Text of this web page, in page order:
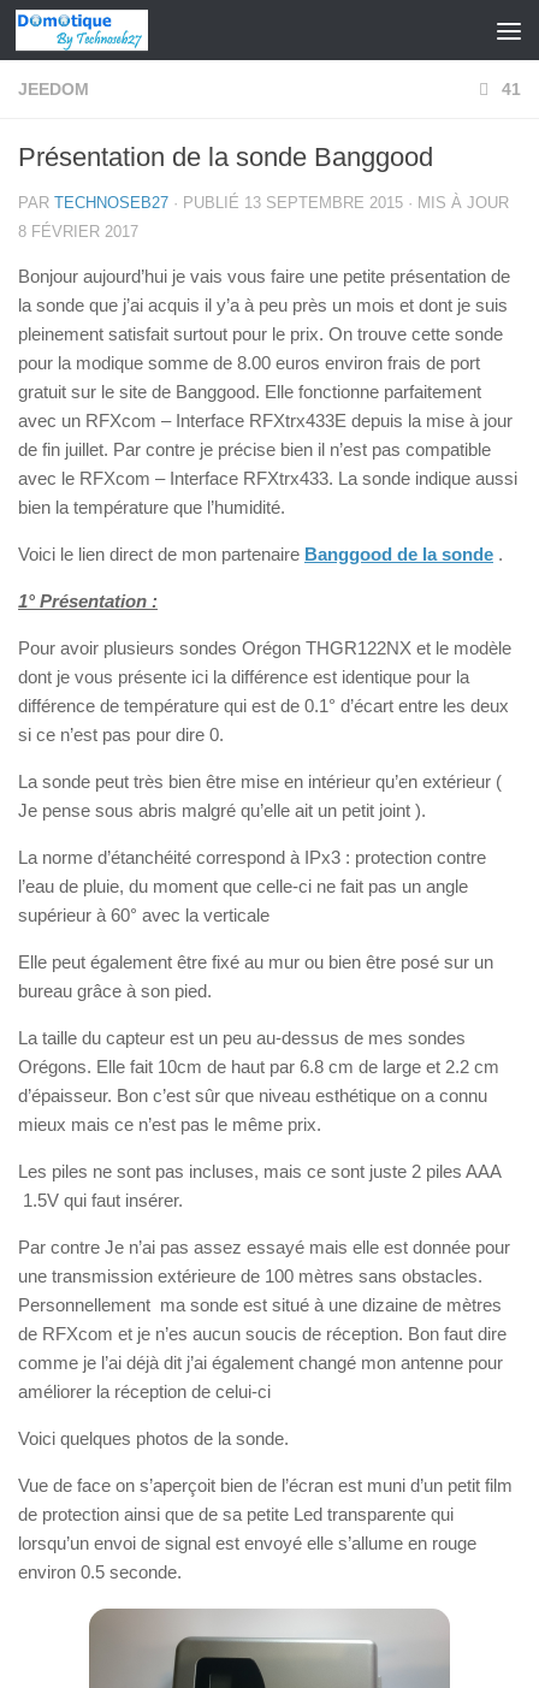
Skip to content
JEEDOM 41
Présentation de la sonde Banggood
PAR TECHNOSEB27 · PUBLIÉ 13 SEPTEMBRE 2015 · MIS À JOUR
8 FÉVRIER 2017
Bonjour aujourd’hui je vais vous faire une petite présentation de
la sonde que j’ai acquis il y’a à peu près un mois et dont je suis
pleinement satisfait surtout pour le prix. On trouve cette sonde
pour la modique somme de 8.00 euros environ frais de port
gratuit sur le site de Banggood. Elle fonctionne parfaitement
avec un RFXcom – Interface RFXtrx433E depuis la mise à jour
de fin juillet. Par contre je précise bien il n’est pas compatible
avec le RFXcom – Interface RFXtrx433. La sonde indique aussi
bien la température que l’humidité.
Voici le lien direct de mon partenaire Banggood de la sonde .
1° Présentation :
Pour avoir plusieurs sondes Orégon THGR122NX et le modèle
dont je vous présente ici la différence est identique pour la
différence de température qui est de 0.1° d’écart entre les deux
si ce n’est pas pour dire 0.
La sonde peut très bien être mise en intérieur qu’en extérieur (
Je pense sous abris malgré qu’elle ait un petit joint ).
La norme d’étanchéité correspond à IPx3 : protection contre
l’eau de pluie, du moment que celle-ci ne fait pas un angle
supérieur à 60° avec la verticale
Elle peut également être fixé au mur ou bien être posé sur un
bureau grâce à son pied.
La taille du capteur est un peu au-dessus de mes sondes
Orégons. Elle fait 10cm de haut par 6.8 cm de large et 2.2 cm
d’épaisseur. Bon c’est sûr que niveau esthétique on a connu
mieux mais ce n’est pas le même prix.
Les piles ne sont pas incluses, mais ce sont juste 2 piles AAA
1.5V qui faut insérer.
Par contre Je n’ai pas assez essayé mais elle est donnée pour
une transmission extérieure de 100 mètres sans obstacles.
Personnellement ma sonde est situé à une dizaine de mètres
de RFXcom et je n’es aucun soucis de réception. Bon faut dire
comme je l’ai déjà dit j’ai également changé mon antenne pour
améliorer la réception de celui-ci
Voici quelques photos de la sonde.
Vue de face on s’aperçoit bien de l’écran est muni d’un petit film
de protection ainsi que de sa petite Led transparente qui
lorsqu’un envoi de signal est envoyé elle s’allume en rouge
environ 0.5 seconde.